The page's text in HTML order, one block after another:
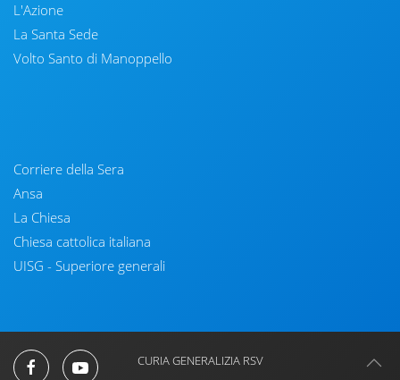
L'Azione
La Santa Sede
Volto Santo di Manoppello
Corriere della Sera
Ansa
La Chiesa
Chiesa cattolica italiana
UISG - Superiore generali
CURIA GENERALIZIA RSV